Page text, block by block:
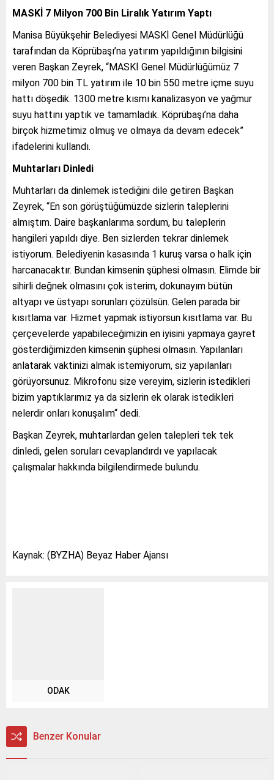
MASKİ 7 Milyon 700 Bin Liralık Yatırım Yaptı
Manisa Büyükşehir Belediyesi MASKİ Genel Müdürlüğü
tarafından da Köprübaşı’na yatırım yapıldığının bilgisini
veren Başkan Zeyrek, “MASKİ Genel Müdürlüğümüz 7
milyon 700 bin TL yatırım ile 10 bin 550 metre içme suyu
hattı döşedik. 1300 metre kısmı kanalizasyon ve yağmur
suyu hattını yaptık ve tamamladık. Köprübaşı’na daha
birçok hizmetimiz olmuş ve olmaya da devam edecek”
ifadelerini kullandı.
Muhtarları Dinledi
Muhtarları da dinlemek istediğini dile getiren Başkan
Zeyrek, “En son görüştüğümüzde sizlerin taleplerini
almıştım. Daire başkanlarıma sordum, bu taleplerin
hangileri yapıldı diye. Ben sizlerden tekrar dinlemek
istiyorum. Belediyenin kasasında 1 kuruş varsa o halk için
harcanacaktır. Bundan kimsenin şüphesi olmasın. Elimde bir
sihirli değnek olmasını çok isterim, dokunayım bütün
altyapı ve üstyapı sorunları çözülsün. Gelen parada bir
kısıtlama var. Hizmet yapmak istiyorsun kısıtlama var. Bu
çerçevelerde yapabileceğimizin en iyisini yapmaya gayret
gösterdiğimizden kimsenin şüphesi olmasın. Yapılanları
anlatarak vaktinizi almak istemiyorum, siz yapılanları
görüyorsunuz. Mikrofonu size vereyim, sizlerin istedikleri
bizim yaptıklarımız ya da sizlerin ek olarak istedikleri
nelerdir onları konuşalım“ dedi.
Başkan Zeyrek, muhtarlardan gelen talepleri tek tek
dinledi, gelen soruları cevaplandırdı ve yapılacak
çalışmalar hakkında bilgilendirmede bulundu.
Kaynak: (BYZHA) Beyaz Haber Ajansı
ODAK
Benzer Konular